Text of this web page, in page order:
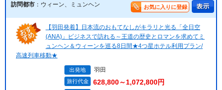
訪問都市 ：ウィーン、ミュンヘン お気に入りに登録
【羽田発着】日本流のおもてなしがキラリと光る「全日空
(ANA)」ビジネスで訪れる～王道の歴史とロマンを求めてミ
ュンヘン＆ウィーンを巡る8日間★4つ星ホテル利用プラン/
高速列車移動★
出発地 羽田
旅行代金 628,800～1,072,800円